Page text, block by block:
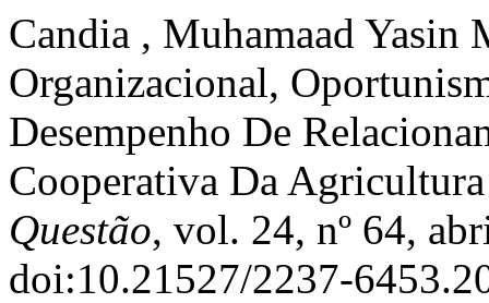
Candia , Muhamaad Yasin
Organizacional,
Desempenho De
Cooperativa Da
Questão, vol. 24, nº 64,
doi:10.21527/2237-